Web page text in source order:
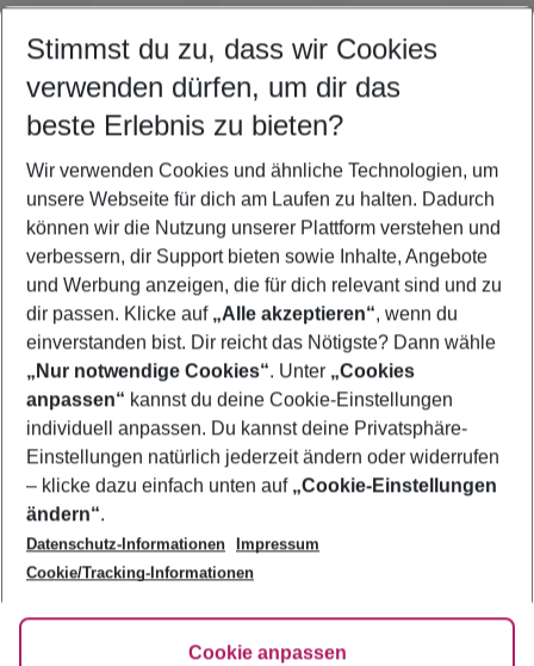
Quicklinks
Frübucher Angebote Fort Myers für 2026
Pauschalreisen Fort Myers
Flug & Hotel Fort Myers
Urlaub Fort Myers
Footer
Footer navigation
Über uns
AGB
Bestpreisgarantie
Cookie-Einstellungen ändern
Cookie-Richtlinie
Agenturbetreuung
Barrierefreies Reisen
HanseMerkur Reiseversicherung
Folge uns
Stimmst du zu, dass wir Cookies
verwenden dürfen, um dir das
beste Erlebnis zu bieten?
Wir verwenden Cookies und ähnliche Technologien, um
unsere Webseite für dich am Laufen zu halten. Dadurch
können wir die Nutzung unserer Plattform verstehen und
verbessern, dir Support bieten sowie Inhalte, Angebote
und Werbung anzeigen, die für dich relevant sind und zu
dir passen. Klicke auf „Alle akzeptieren“, wenn du
einverstanden bist. Dir reicht das Nötigste? Dann wähle
„Nur notwendige Cookies“. Unter „Cookies
anpassen“ kannst du deine Cookie-Einstellungen
individuell anpassen. Du kannst deine Privatsphäre-
Einstellungen natürlich jederzeit ändern oder widerrufen
– klicke dazu einfach unten auf „Cookie-Einstellungen
ändern“.
Datenschutz-Informationen
Impressum
Cookie/Tracking-Informationen
Cookie anpassen